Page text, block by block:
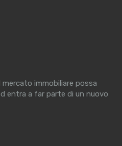
mercato immobiliare possa
entra a far parte di un nuovo